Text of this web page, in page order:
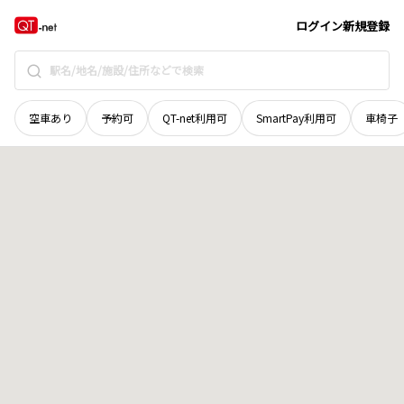
ログイン新規登録
空車あり 予約可 QT-net利用可 SmartPay利用可 車椅子
京都府